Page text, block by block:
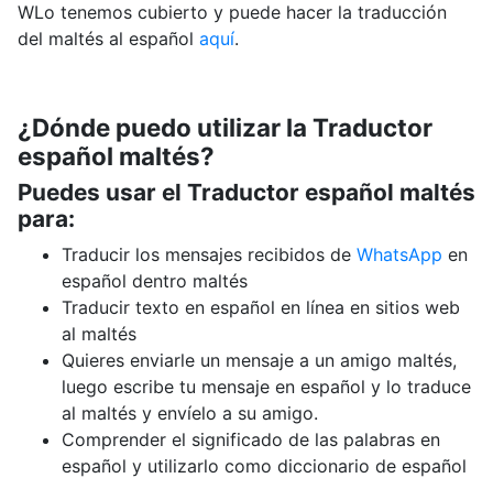
WLo tenemos cubierto y puede hacer la traducción
del maltés al español aquí.
¿Dónde puedo utilizar la Traductor
español maltés?
Puedes usar el Traductor español maltés
para:
Traducir los mensajes recibidos de WhatsApp en
español dentro maltés
Traducir texto en español en línea en sitios web
al maltés
Quieres enviarle un mensaje a un amigo maltés,
luego escribe tu mensaje en español y lo traduce
al maltés y envíelo a su amigo.
Comprender el significado de las palabras en
español y utilizarlo como diccionario de español